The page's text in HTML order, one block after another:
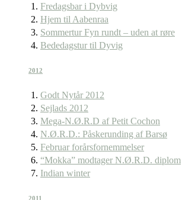
Fredagsbar i Dybvig
Hjem til Aabenraa
Sommertur Fyn rundt – uden at røre
Bededagstur til Dyvig
2012
Godt Nytår 2012
Sejlads 2012
Mega-N.Ø.R.D af Petit Cochon
N.Ø.R.D.: Påskerunding af Barsø
Februar forårsfornemmelser
“Mokka” modtager N.Ø.R.D. diplom
Indian winter
2011